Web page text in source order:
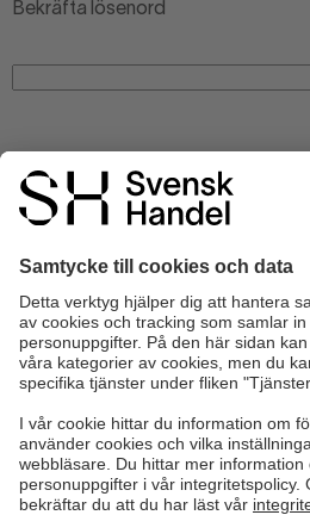
Bekräfta lösenord
Styrkeindikator
Validera